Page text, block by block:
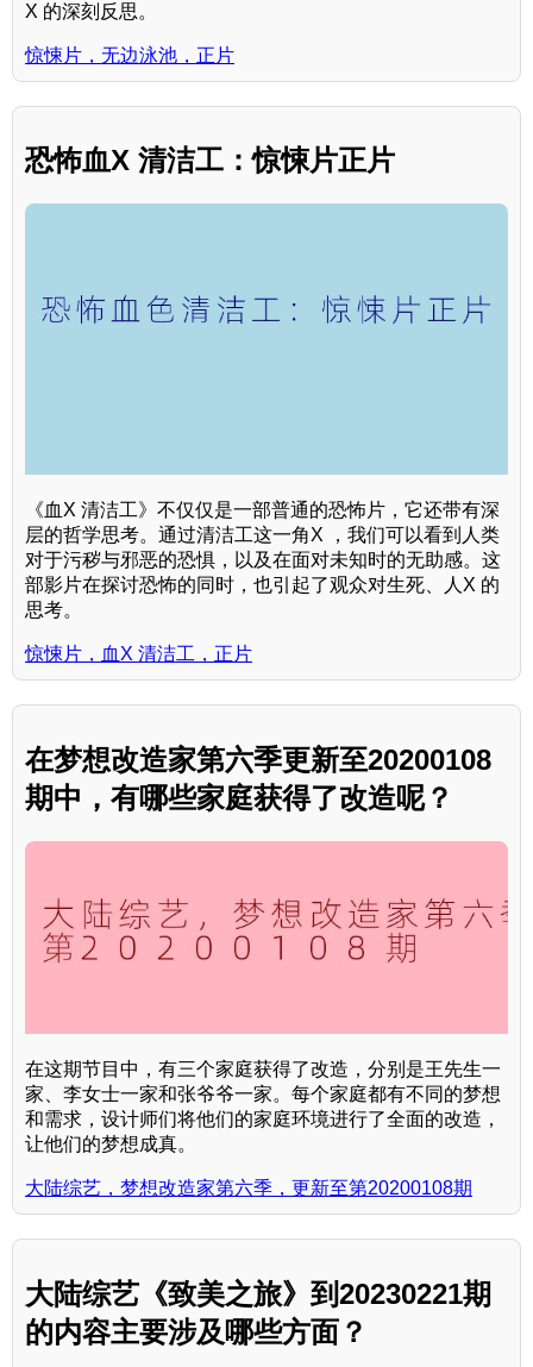
X 的深刻反思。
惊悚片，无边泳池，正片
恐怖血X 清洁工：惊悚片正片
《血X 清洁工》不仅仅是一部普通的恐怖片，它还带有深
层的哲学思考。通过清洁工这一角X ，我们可以看到人类
对于污秽与邪恶的恐惧，以及在面对未知时的无助感。这
部影片在探讨恐怖的同时，也引起了观众对生死、人X 的
思考。
惊悚片，血X 清洁工，正片
在梦想改造家第六季更新至20200108
期中，有哪些家庭获得了改造呢？
在这期节目中，有三个家庭获得了改造，分别是王先生一
家、李女士一家和张爷爷一家。每个家庭都有不同的梦想
和需求，设计师们将他们的家庭环境进行了全面的改造，
让他们的梦想成真。
大陆综艺，梦想改造家第六季，更新至第20200108期
大陆综艺《致美之旅》到20230221期
的内容主要涉及哪些方面？